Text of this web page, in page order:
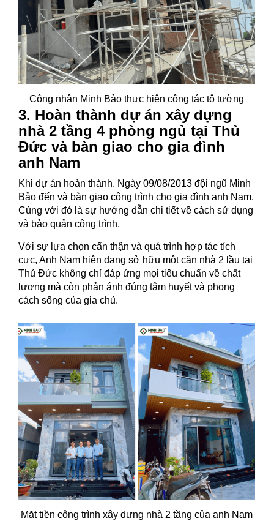
Công nhân Minh Bảo thực hiện công tác tô tường
3. Hoàn thành dự án xây dựng
nhà 2 tầng 4 phòng ngủ tại Thủ
Đức và bàn giao cho gia đình
anh Nam
Khi dự án hoàn thành. Ngày 09/08/2013 đội ngũ Minh
Bảo đến và bàn giao công trình cho gia đình anh Nam.
Cùng với đó là sự hướng dẫn chi tiết về cách sử dụng
và bảo quản công trình.
Với sự lựa chọn cẩn thận và quá trình hợp tác tích
cực, Anh Nam hiện đang sở hữu một căn nhà 2 lầu tại
Thủ Đức không chỉ đáp ứng mọi tiêu chuẩn về chất
lượng mà còn phản ánh đúng tâm huyết và phong
cách sống của gia chủ.
Mặt tiền công trình xây dựng nhà 2 tầng của anh Nam